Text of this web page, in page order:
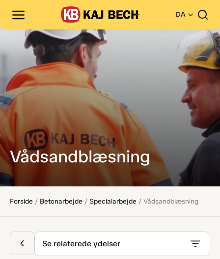
DA
Vådsandblæsning
Forside / Betonarbejde / Specialarbejde / Vådsandblæsning
Se relaterede ydelser